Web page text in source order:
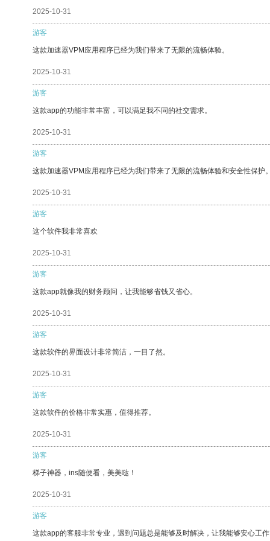
2025-10-31
游客
这款加速器VPM应用程序已经为我们带来了无限的流畅体验。
2025-10-31
游客
这款app的功能非常丰富，可以满足我不同的社交需求。
2025-10-31
游客
这款加速器VPM应用程序已经为我们带来了无限的流畅体验和安全性保护
2025-10-31
游客
这个软件我非常喜欢
2025-10-31
游客
这款app就像我的财务顾问，让我能够省钱又省心。
2025-10-31
游客
这款软件的界面设计非常简洁，一目了然。
2025-10-31
游客
这款软件的价格非常实惠，值得推荐。
2025-10-31
游客
梯子神器，ins随便看，美美哒！
2025-10-31
游客
这款app的客服非常专业，遇到问题总是能够及时解决，让我能够安心工